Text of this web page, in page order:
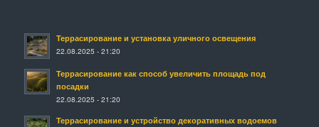
Террасирование и установка уличного освещения
22.08.2025 - 21:20
Террасирование как способ увеличить площадь под
посадки
22.08.2025 - 21:20
Террасирование и устройство декоративных водоемов